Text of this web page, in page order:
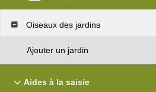
Oiseaux des jardins
Ajouter un jardin
Aides à la saisie